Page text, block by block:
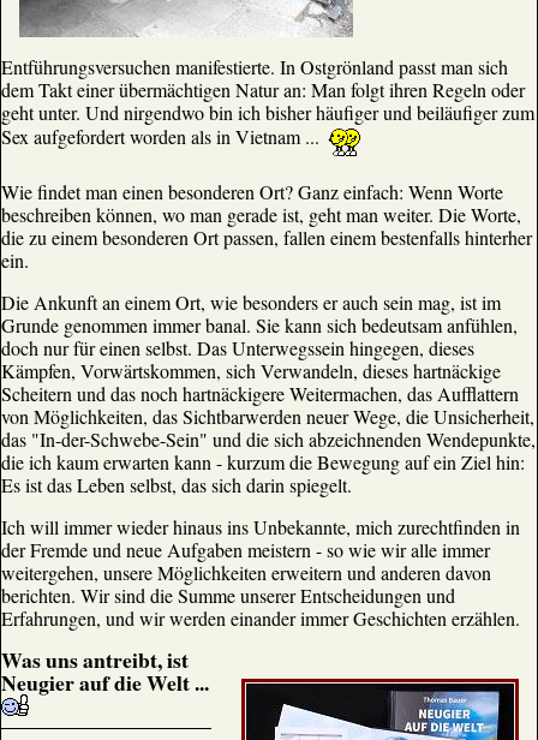
Entführungsversuchen manifestierte. In Ostgrönland passt man sich
dem Takt einer übermächtigen Natur an: Man folgt ihren Regeln oder
geht unter. Und nirgendwo bin ich bisher häufiger und beiläufiger zum
Sex aufgefordert worden als in Vietnam ...
Wie findet man einen besonderen Ort? Ganz einfach: Wenn Worte
beschreiben können, wo man gerade ist, geht man weiter. Die Worte,
die zu einem besonderen Ort passen, fallen einem bestenfalls hinterher
ein.
Die Ankunft an einem Ort, wie besonders er auch sein mag, ist im
Grunde genommen immer banal. Sie kann sich bedeutsam anfühlen,
doch nur für einen selbst. Das Unterwegssein hingegen, dieses
Kämpfen, Vorwärtskommen, sich Verwandeln, dieses hartnäckige
Scheitern und das noch hartnäckigere Weitermachen, das Aufflattern
von Möglichkeiten, das Sichtbarwerden neuer Wege, die Unsicherheit,
das "In-der-Schwebe-Sein" und die sich abzeichnenden Wendepunkte,
die ich kaum erwarten kann - kurzum die Bewegung auf ein Ziel hin:
Es ist das Leben selbst, das sich darin spiegelt.
Ich will immer wieder hinaus ins Unbekannte, mich zurechtfinden in
der Fremde und neue Aufgaben meistern - so wie wir alle immer
weitergehen, unsere Möglichkeiten erweitern und anderen davon
berichten. Wir sind die Summe unserer Entscheidungen und
Erfahrungen, und wir werden einander immer Geschichten erzählen.
Was uns antreibt, ist
Neugier auf die Welt ...